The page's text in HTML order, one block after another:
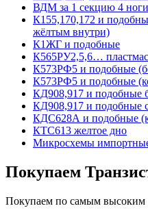
ВДМ за 1 секцию 4 ноги
К155,170,172 и
жёлтым внутри)
К1ЖГ и подобные
К565РУ2,5,6…
К573РФ5 и подобные
К573РФ5 и подобные
КД908,917 и подобные
КД908,917 и подобные
КДС628А и подобные
КТС613 желтое дно
Микросхемы
Покупаем
Покупаем по самым высоким